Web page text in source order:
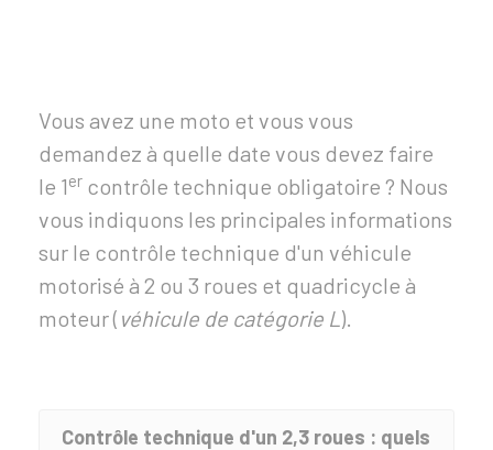
Vous avez une moto et vous vous
demandez à quelle date vous devez faire
le 1er contrôle technique obligatoire ? Nous
vous indiquons les principales informations
sur le contrôle technique d'un véhicule
motorisé à 2 ou 3 roues et quadricycle à
moteur ( véhicule de catégorie L).
Contrôle technique d'un 2,3 roues : quels